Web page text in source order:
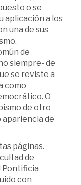
o se
aplicación a los
una de sus
de
siempre- de
se reviste a
como
O
de otro
de
páginas.
de
Pontificia
con